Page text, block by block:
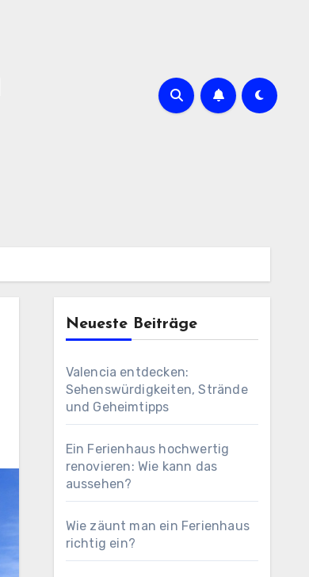
Neueste Beiträge
Valencia entdecken:
Sehenswürdigkeiten, Strände
und Geheimtipps
Ein Ferienhaus hochwertig
renovieren: Wie kann das
aussehen?
Wie zäunt man ein Ferienhaus
richtig ein?